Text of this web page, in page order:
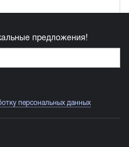
предложения!
персональных данных